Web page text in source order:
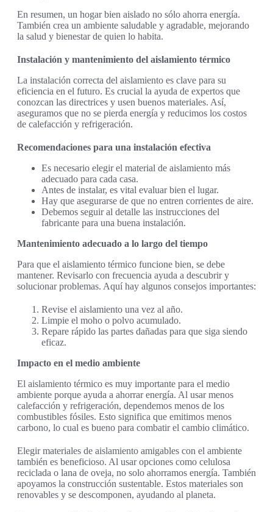
En resumen, un hogar bien aislado no sólo ahorra energía.
También crea un ambiente saludable y agradable, mejorando
la salud y bienestar de quien lo habita.
Instalación y mantenimiento del aislamiento térmico
La instalación correcta del aislamiento es clave para su
eficiencia en el futuro. Es crucial la ayuda de expertos que
conozcan las directrices y usen buenos materiales. Así,
aseguramos que no se pierda energía y reducimos los costos
de calefacción y refrigeración.
Recomendaciones para una instalación efectiva
Es necesario elegir el material de aislamiento más
adecuado para cada casa.
Antes de instalar, es vital evaluar bien el lugar.
Hay que asegurarse de que no entren corrientes de aire.
Debemos seguir al detalle las instrucciones del
fabricante para una buena instalación.
Mantenimiento adecuado a lo largo del tiempo
Para que el aislamiento térmico funcione bien, se debe
mantener. Revisarlo con frecuencia ayuda a descubrir y
solucionar problemas. Aquí hay algunos consejos importantes:
Revise el aislamiento una vez al año.
Limpie el moho o polvo acumulado.
Repare rápido las partes dañadas para que siga siendo
eficaz.
Impacto en el medio ambiente
El aislamiento térmico es muy importante para el medio
ambiente porque ayuda a ahorrar energía. Al usar menos
calefacción y refrigeración, dependemos menos de los
combustibles fósiles. Esto significa que emitimos menos
carbono, lo cual es bueno para combatir el cambio climático.
Elegir materiales de aislamiento amigables con el ambiente
también es beneficioso. Al usar opciones como celulosa
reciclada o lana de oveja, no solo ahorramos energía. También
apoyamos la construcción sustentable. Estos materiales son
renovables y se descomponen, ayudando al planeta.